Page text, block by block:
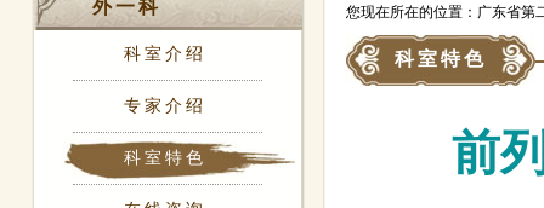
外一科
科室介绍
专家介绍
科室特色
您现在所在的位置：广东省第
科室特色
前